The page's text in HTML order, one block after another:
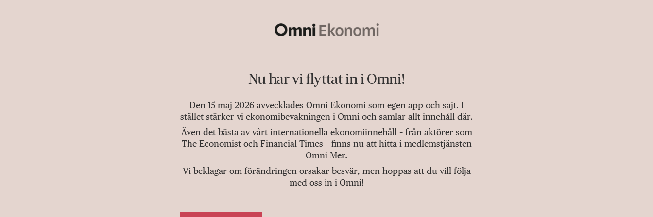
Nu har vi flyttat in i Omni!
Den 15 maj 2026 avvecklades Omni Ekonomi som egen app och sajt. I
stället stärker vi ekonomibevakningen i Omni och samlar allt innehåll där.
Även det bästa av vårt internationella ekonomiinnehåll – från aktörer som
The Economist och Financial Times – finns nu att hitta i medlemstjänsten
Omni Mer.
Vi beklagar om förändringen orsakar besvär, men hoppas att du vill följa
med oss in i Omni!